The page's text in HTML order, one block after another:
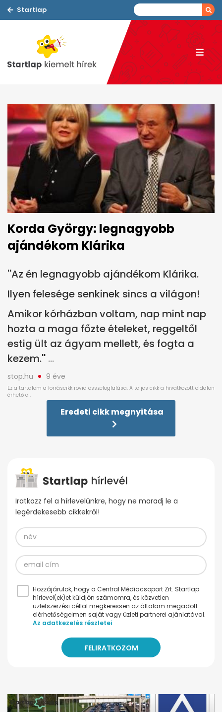
Startlap
Korda György: legnagyobb
ajándékom Klárika
''Az én legnagyobb ajándékom Klárika.
Ilyen felesége senkinek sincs a világon!
Amikor kórházban voltam, nap mint nap
hozta a maga főzte ételeket, reggeltől
estig ült az ágyam mellett, és fogta a
kezem.''
stop.hu 9 éve
Eredeti cikk megnyitása
Iratkozz fel a hírlevelünkre, hogy ne maradj le a
legérdekesebb cikkekről!
Hozzájárulok, hogy a Central Médiacsoport Zrt. Startlap
hírlevel(ek)et küldjön számomra, és közvetlen
üzletszerzési céllal megkeressen az általam megadott
elérhetőségeimen saját vagy üzleti partnerei ajánlatával.
Az adatkezelés részletei